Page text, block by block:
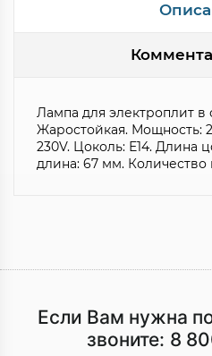
Лампа для электроплит в
Жаростойкая. Мощность:
230V. Цоколь: Е14. Длина
длина: 67 мм. Количество
Если Вам нужна
звоните: 8